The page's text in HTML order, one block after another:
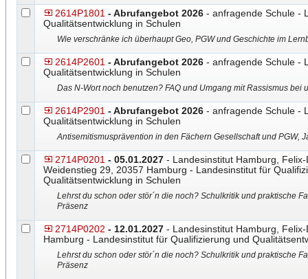
2614P1801 - Abrufangebot 2026 - anfragende Schule -
Qualitätsentwicklung in Schulen
Wie verschränke ich überhaupt Geo, PGW und Geschichte im
2614P2601 - Abrufangebot 2026 - anfragende Schule -
Qualitätsentwicklung in Schulen
Das N-Wort noch benutzen? FAQ und Umgang mit Rassismus bei
2614P2901 - Abrufangebot 2026 - anfragende Schule -
Qualitätsentwicklung in Schulen
Antisemitismusprävention in den Fächern Gesellschaft und PGW,
2714P0201 - 05.01.2027 - Landesinstitut Hamburg,
Weidenstieg 29, 20357 Hamburg - Landesinstitut für
Qualitätsentwicklung in Schulen
Lehrst du schon oder stör´n die noch? Schulkritik und praktische
Präsenz
2714P0202 - 12.01.2027 - Landesinstitut Hamburg,
Hamburg - Landesinstitut für Qualifizierung und
Lehrst du schon oder stör´n die noch? Schulkritik und praktische
Präsenz